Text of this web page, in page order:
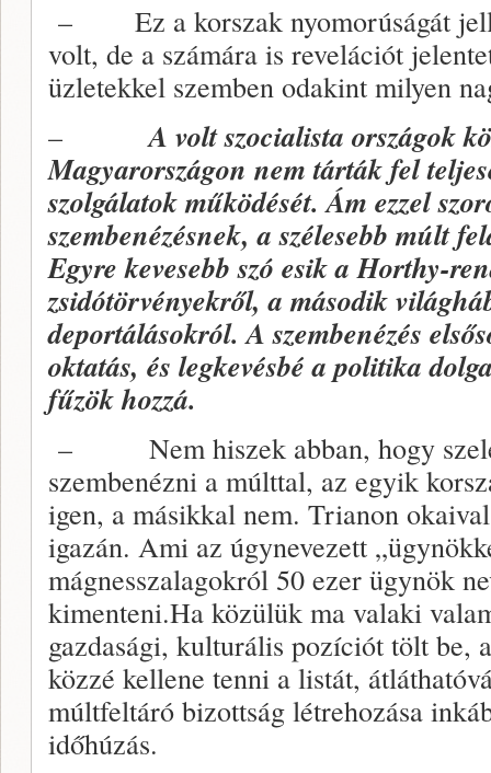
– Ez a korszak nyomorúságát
volt, de a számára is revelációt
üzletekkel szemben odakint milyen
–
A volt szocialista országok
Magyarországon nem tárták fel
szolgálatok működését. Ám ezzel
szembenézésnek, a szélesebb múlt
Egyre kevesebb szó esik a Horthy-
zsidótörvényekről, a második
deportálásokról. A szembenézés
oktatás, és legkevésbé a politika
fűzök hozzá.
– Nem hiszek abban, hogy
szembenézni a múlttal, az egyik
igen, a másikkal nem. Trianon
igazán. Ami az úgynevezett
mágnesszalagokról 50 ezer ügynök
kimenteni.Ha közülük ma valaki
gazdasági, kulturális pozíciót tölt be,
közzé kellene tenni a listát,
múltfeltáró bizottság létrehozása
időhúzás.